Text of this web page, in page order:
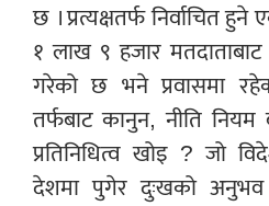
छ । प्रत्यक्षतर्फ निर्वाचित
१ लाख ९ हजार
गरेको छ भने प्रवासमा
तर्फबाट कानुन, नीति
प्रतिनिधित्व खोइ ? जो
देशमा पुगेर दुःखको